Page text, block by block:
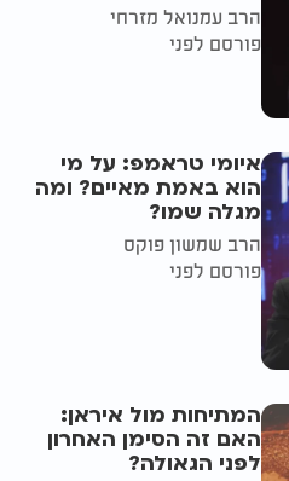
הרב עמנואל מזרחי
פורסם לפני
איומי טראמפ: על מי
הוא באמת מאיים? ומה
מגלה שמו?
הרב שמשון פוקס
פורסם לפני
המתיחות מול איראן:
האם זה הסימן האחרון
לפני הגאולה?